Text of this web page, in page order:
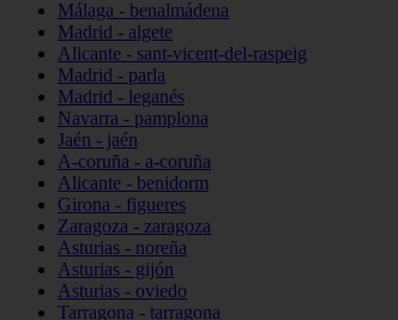
Málaga - benalmádena
Madrid - algete
Alicante - sant-vicent-del-raspeig
Madrid - parla
Madrid - leganés
Navarra - pamplona
Jaén - jaén
A-coruña - a-coruña
Alicante - benidorm
Girona - figueres
Zaragoza - zaragoza
Asturias - noreña
Asturias - gijón
Asturias - oviedo
Tarragona - tarragona